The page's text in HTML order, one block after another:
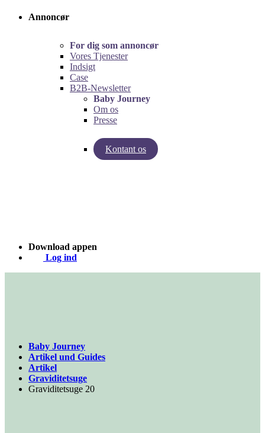
Annoncør
For dig som annoncør
Vores Tjenester
Indsigt
Case
B2B-Newsletter
Baby Journey
Om os
Presse
Kontant os
Indsigter fra Baby Journey
Download appen
Log ind
Baby Journey
Artikel und Guides
Artikel
Graviditetsuge
Graviditetsuge 20